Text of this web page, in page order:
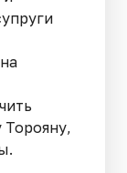
Торояну,